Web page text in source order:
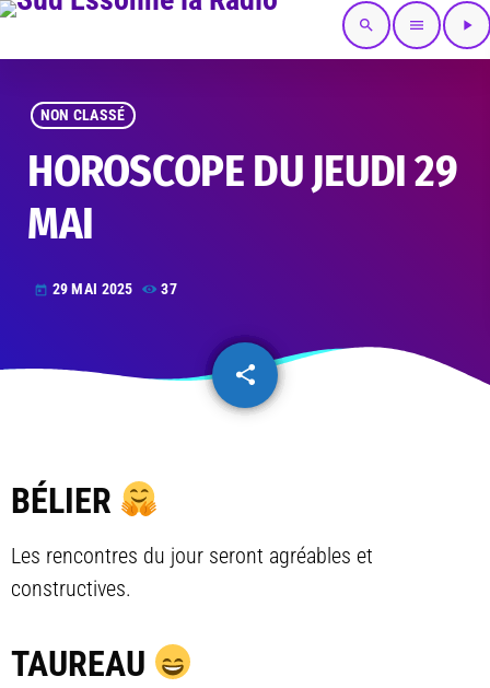
search menu play_arrow
NON CLASSÉ
HOROSCOPE DU JEUDI 29
MAI
today 29 MAI 2025 37
share
email
BÉLIER
Les rencontres du jour seront agréables et
constructives.
TAUREAU